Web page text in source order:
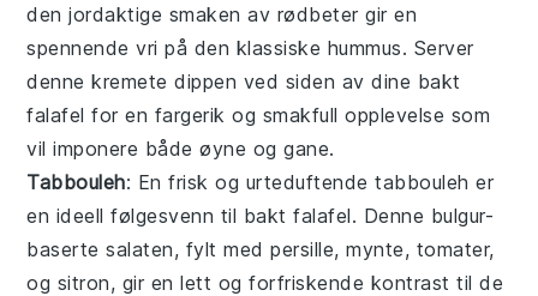
den jordaktige smaken av rødbeter gir en
spennende vri på den klassiske hummus. Server
denne kremete dippen ved siden av dine bakt
falafel for en fargerik og smakfull opplevelse som
vil imponere både øyne og gane.
Tabbouleh: En frisk og urteduftendetabbouleh er
en ideell følgesvenn til bakt falafel. Denne bulgur-
baserte salaten, fylt medpersille,mynte, tomater,
og sitron, gir en lett og forfriskende kontrast til de